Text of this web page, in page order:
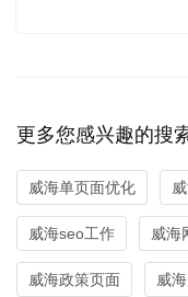
更多您感兴趣的搜
威海单页面优化
威海seo工作 威海
威海政策页面 威